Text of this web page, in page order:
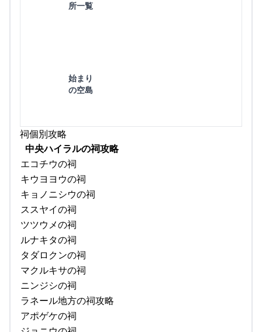
所一覧
始まり
の空島
祠個別攻略
中央ハイラルの祠攻略
エコチウの祠
キウヨヨウの祠
キョノニシウの祠
ススヤイの祠
ツツウメの祠
ルナキタの祠
タダロクンの祠
マクルキサの祠
ニンジシの祠
ラネール地方の祠攻略
アポゲケの祠